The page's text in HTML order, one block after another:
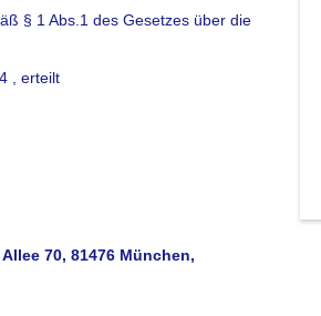
§ 1 Abs.1 des Gesetzes über die
, erteilt
70, 81476 München,